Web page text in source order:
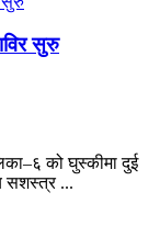
सुरु
को घुस्कीमा दुई
सशस्त्र ...